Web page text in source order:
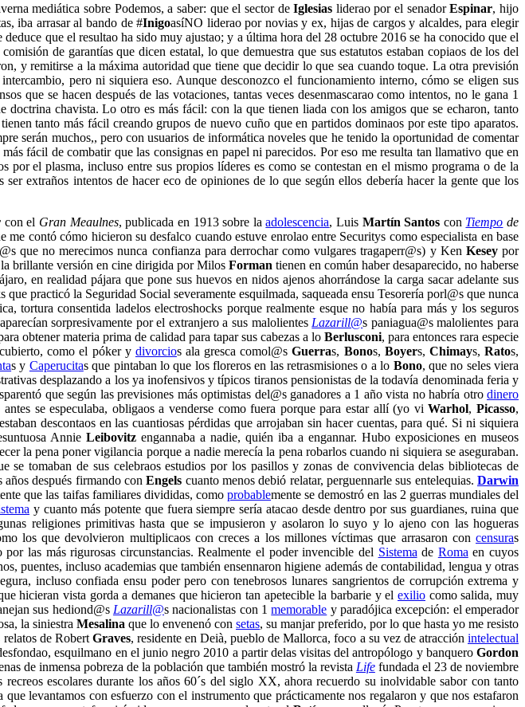
mediática sobre Podemos, a saber: que el sector deIglesias liderao por el senadorEspinar, hijo
iba arrasar al bando de #InigoasíNO liderao por novias y ex, hijas de cargos y alcaldes, para elegir
que el resultao ha sido muy ajustao; y a última hora del 28 octubre 2016 se ha conocido que el
de garantías que dicen estatal, lo que demuestra que sus estatutos estaban copiaos de los del
y remitirse a la máxima autoridad que tiene que decidir lo que sea cuando toque. La otra previsión
pero ni siquiera eso. Aunque desconozco el funcionamiento interno, cómo se eligen sus
que se hacen después de las votaciones, tantas veces desenmascarao como intentos, no le gana 1
chavista. Lo otro es más fácil: con la que tienen liada con los amigos que se echaron, tanto
tanto más fácil creando grupos de nuevo cuño que en partidos dominaos por este tipo aparatos.
serán muchos,, pero con usuarios de informática noveles que he tenido la oportunidad de comentar
fácil de combatir que las consignas en papel ni parecidos. Por eso me resulta tan llamativo que en
por el plasma, incluso entre sus propios líderes es como se contestan en el mismo programa o de la
extraños intentos de hacer eco de opiniones de lo que según ellos debería hacer la gente que los
con el Gran Meaulnes, publicada en 1913 sobre laadolescencia, Luis Martín Santos con Tiempo de
me contó cómo hicieron su desfalco cuando estuve enrolao entre Securitys como especialista en base
que no merecimos nunca confianza para derrochar como vulgares tragaperr@s) y Ken Keseypor
brillante versión en cine dirigida por Milos Forman tienen en común haber desaparecido, no haberse
en realidad pájara que pone sus huevos en nidos ajenos ahorrándose la carga sacar adelante sus
practicó la Seguridad Social severamente esquilmada, saqueada ensu Tesorería porl@s que nunca
tortura consentida ladelos electroshocks porque realmente esque no había para más y los seguros
sorpresivamente por el extranjero a sus malolientes Lazarill@s paniagua@s malolientes para
obtener materia prima de calidad para tapar sus cabezas a lo Berlusconi, para entonces rara especie
como el póker y divorcios ala gresca comol@sGuerras, Bonos, Boyers, Chimays,Ratos,
s y Caperucitas que pintaban lo que los floreros en las retrasmisiones o a lo Bono, que no seles viera
desplazando a los ya inofensivos y típicos tiranos pensionistas de la todavía denominada feria y
que según las previsiones más optimistas del@s ganadores a 1 año vista no habría otro dinero
se especulaba, obligaos a venderse como fuera porque para estar allí (yo viWarhol,Picasso,
descontaos en las cuantiosas pérdidas que arrojaban sin hacer cuentas, para qué. Si ni siquiera
Annie Leibovitz engannaba a nadie, quién iba a engannar. Hubo exposiciones en museos
la pena poner vigilancia porque a nadie merecía la pena robarlos cuando ni siquiera se aseguraban.
se tomaban de sus celebraos estudios por los pasillos y zonas de convivencia delas bibliotecas de
años después firmando conEngels cuanto menos debió relatar, perguennarle sus entelequias.Darwin
que las taifas familiares divididas, comoprobablemente se demostró en las 2 guerras mundiales del
y cuanto más potente que fuera siempre sería atacao desde dentro por sus guardianes, ruina que
religiones primitivas hasta que se impusieron y asolaron lo suyo y lo ajeno con las hogueras
los que devolvieron multiplicaos con creces a los millones víctimas que arrasaron con censuras
las más rigurosas circunstancias. Realmente el poder invencible del Sistema de Roma en cuyos
puentes, incluso academias que también ensennaron higiene además de contabilidad, lengua y otras
incluso confiada ensu poder pero con tenebrosos lunares sangrientos de corrupción extrema y
hicieran vista gorda a demanes que hicieron tan apetecible la barbarie y el exilio como salida, muy
sus hediond@s Lazarill@s nacionalistas con 1memorable y paradójica excepción: el emperador
la siniestra Mesalina que lo envenenó con setas, su manjar preferido, por lo que hasta yo me resisto
de Robert Graves, residente en Deià, pueblo de Mallorca, foco a su vez de atracción intelectual
esquilmano en el junio negro 2010 a partir delas visitas del antropólogo y banquero Gordon
de inmensa pobreza de la población que también mostró la revista Lifefundada el 23 de noviembre
escolares durante los años 60´s del siglo XX, ahora recuerdo su inolvidable sabor con tanto
que levantamos con esfuerzo con el instrumento que prácticamente nos regalaron y que nos estafaron